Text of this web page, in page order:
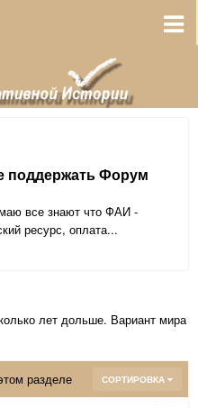
поддержать Форум
все знают что ФАИ -
ресурс, оплата...
лет дольше. Вариант мира
СОРТИРОВКА
разделе